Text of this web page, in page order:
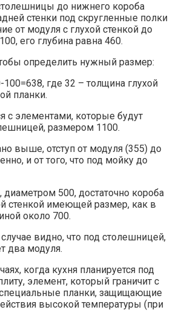
до нижнего короба
стенки под скругленные полки
от модуля с глухой стенкой до
его глубина равна 460.
определить нужный размер:
где 32 – толщина глухой
планки.
с элементами, которые будут
размером 1100.
выше, отступ от модуля (355) до
и от того, что под мойку до
500, достаточно короба
стенкой имеющей размер, как в
около 700.
видно, что под столешницей,
два модуля.
когда кухня планируется под
элемент, который граничит с
планки, защищающие
высокой температуры (при